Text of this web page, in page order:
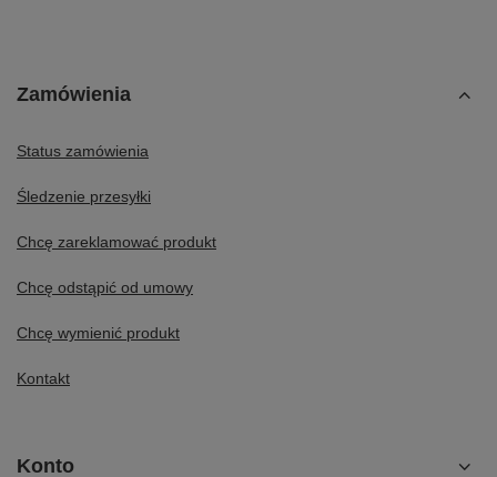
Zamówienia
Status zamówienia
Śledzenie przesyłki
Chcę zareklamować produkt
Chcę odstąpić od umowy
Chcę wymienić produkt
Kontakt
Konto